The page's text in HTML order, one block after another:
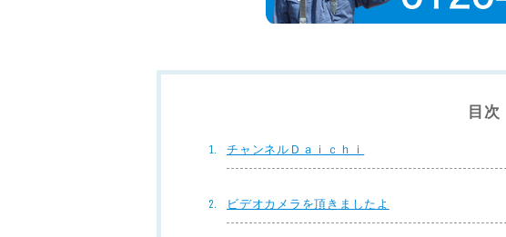
目次
チャンネルＤａｉｃｈｉ
ビデオカメラを頂きましたよ